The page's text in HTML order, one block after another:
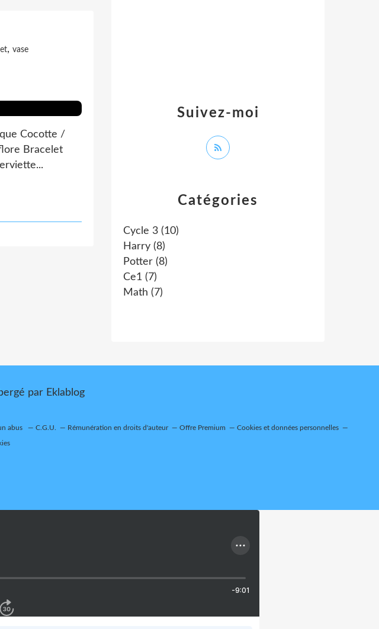
, vase
Cocotte /
Bracelet
Catégories
Cycle 3 (10)
Harry (8)
Potter (8)
Ce1 (7)
Math (7)
Suivez-moi
par Eklablog
abus C.G.U. Rémunération en droits d'auteur Offre Premium Cookies et données personnelles
-9:01